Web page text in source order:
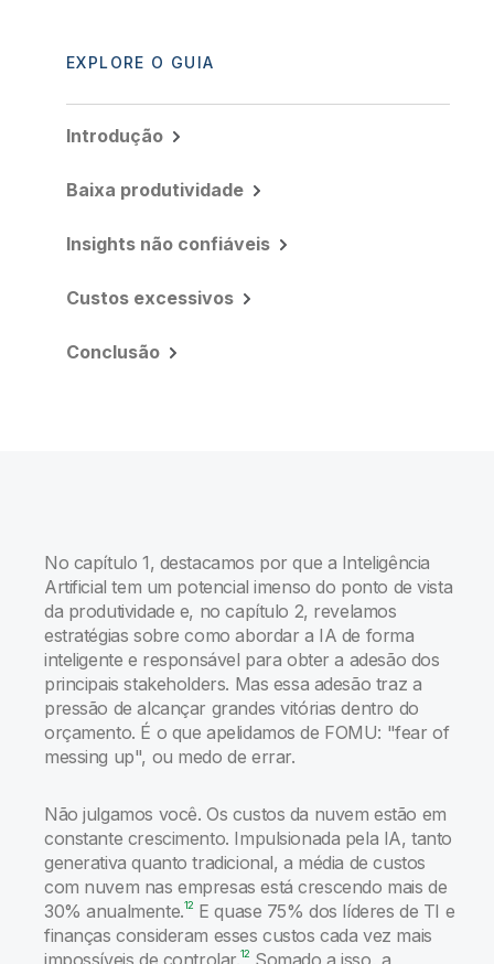
EXPLORE O GUIA
Introdução
Baixa produtividade
Insights não confiáveis
Custos excessivos
Conclusão
No capítulo 1, destacamos por que a Inteligência
Artificial tem um potencial imenso do ponto de vista
da produtividade e, no capítulo 2, revelamos
estratégias sobre como abordar a IA de forma
inteligente e responsável para obter a adesão dos
principais stakeholders. Mas essa adesão traz a
pressão de alcançar grandes vitórias dentro do
orçamento. É o que apelidamos de FOMU: "fear of
messing up", ou medo de errar.
Não julgamos você. Os custos da nuvem estão em
constante crescimento. Impulsionada pela IA, tanto
generativa quanto tradicional, a média de custos
com nuvem nas empresas está crescendo mais de
30% anualmente.12 E quase 75% dos líderes de TI e
finanças consideram esses custos cada vez mais
impossíveis de controlar.12 Somado a isso, a